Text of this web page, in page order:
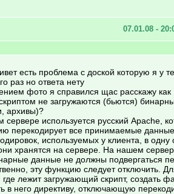
07.01.08 -
есть проблема с доской которую я у
раз но ответа нету
фото я справился щас расскажу
скриптом не загружаются (бьются)
архивы)?
используется русский Apache,
перекодирует все принимаемые
используемых у клиента, в одну
хранятся на сервере. На нашем
данные не должны подвергаться
эту функцию следует отключить.
где лежит загружающий скрипт, создать
в него директиву, отключающую